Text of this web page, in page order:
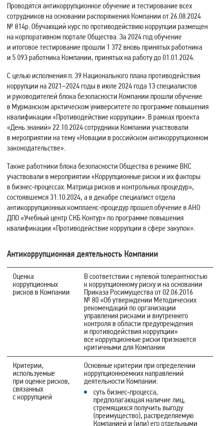
Проводятся антикоррупционное обучение и тестирование всех
сотрудников на основании распоряжения Компании от 26.08.2024
№ 814р. Обучающий курс по противодействию коррупции размещен
на корпоративном портале Общества. За 2024 год обучение
и итоговое тестирование прошли 1 372 вновь принятых работника
и 5 093 работника Компании, принятых на работу до 01.01.2024.
С целью исполнения п. 39 Национального плана противодействия
коррупции на 2021–2024 годы в июле 2024 года 13 специалистов
и руководителей блока безопасности Компании прошли обучение
в Мурманском арктическом университете по программе повышения
квалификации «Противодействие коррупции». В рамках проекта
«День знаний» 22.10.2024 сотрудники Компании участвовали
в мероприятии на тему «Новации в российском антикоррупционном
законодательстве».
Также работники блока безопасности Общества в режиме ВКС
участвовали в мероприятии «Коррупционные риски и их факторы
в бизнес‑процессах. Матрица рисков и контрольных процедур»,
состоявшемся 31.10.2024, а в декабре специалист отдела
антикоррупционных комплаенс‑процедур прошел обучение в АНО
ДПО «Учебный центр СКБ Контур» по программе повышения
квалификации «Противодействие коррупции в сфере закупок».
Антикоррупционная деятельность Компании
Оценка
коррупционных
рисков в Компании
В соответствии с нулевой толерантностью
к коррупционному риску и на основании
Приказа Росимущества от 02.06.2016
№ 80 «Об утверждении Методических
рекомендаций по организации
управления рисками и внутреннего
контроля в области предупреждения
и противодействия коррупции»
все коррупционные риски признаются
критичными для Компании
Критерии,
используемые
при оценке рисков,
связанных
с коррупцией
Основные критерии при определении
коррупционноемких направлений
деятельности Компании:
суть бизнес‑процесса,
предполагающая наличие лиц,
стремящихся получить выгоду
(преимущество), распределяемую
Компанией и (или) его отдельными